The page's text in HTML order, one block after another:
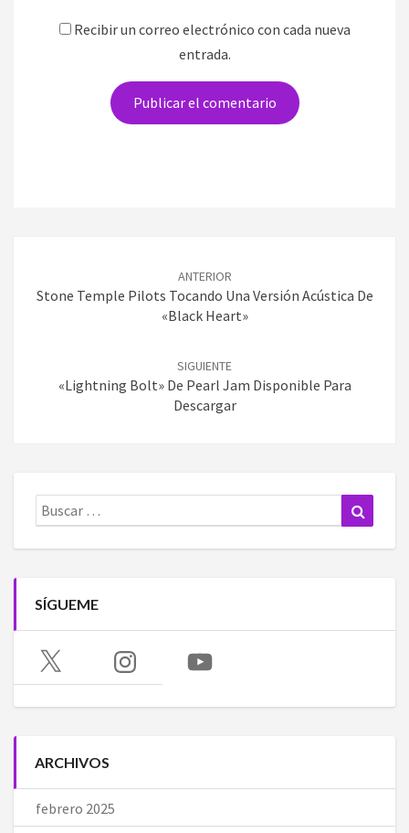
Recibir un correo electrónico con cada nueva
entrada.
entradas
ANTERIOR
Stone Temple Pilots Tocando Una Versión Acústica De
«Black Heart»
SIGUIENTE
«Lightning Bolt» De Pearl Jam Disponible Para
Descargar
Buscar:
SÍGUEME
X Instagram YouTube
ARCHIVOS
febrero 2025